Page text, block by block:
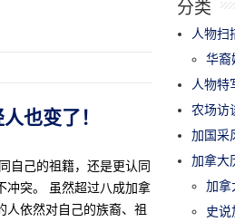
也变了！
自己的祖籍，还是更认同
冲突。 虽然超过八成加拿
人依然对自己的族裔、祖
人物扫
华裔
人物特
农场访
加国采
加拿大
加拿
史说